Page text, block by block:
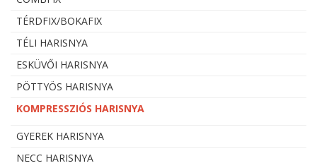
TÉRDFIX/BOKAFIX
TÉLI HARISNYA
ESKÜVŐI HARISNYA
PÖTTYÖS HARISNYA
KOMPRESSZIÓS HARISNYA
GYEREK HARISNYA
NECC HARISNYA